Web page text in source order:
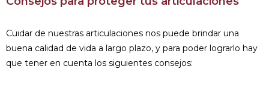
Cuidar de nuestras articulaciones nos puede brindar una
buena calidad de vida a largo plazo, y para poder lograrlo hay
que tener en cuenta los siguientes consejos: